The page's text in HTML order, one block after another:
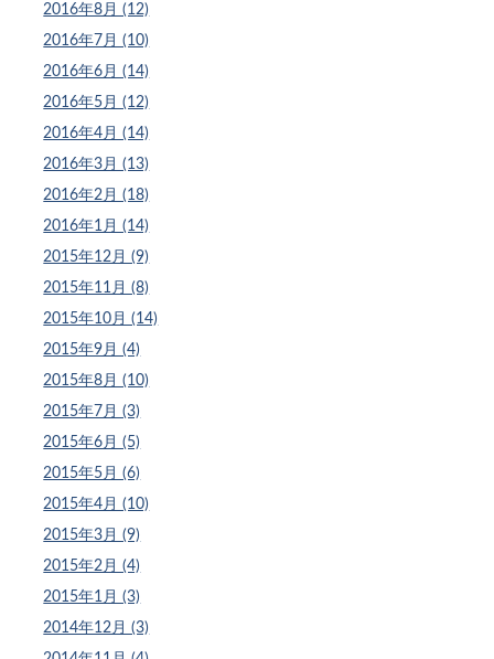
2016年8月 (12)
2016年7月 (10)
2016年6月 (14)
2016年5月 (12)
2016年4月 (14)
2016年3月 (13)
2016年2月 (18)
2016年1月 (14)
2015年12月 (9)
2015年11月 (8)
2015年10月 (14)
2015年9月 (4)
2015年8月 (10)
2015年7月 (3)
2015年6月 (5)
2015年5月 (6)
2015年4月 (10)
2015年3月 (9)
2015年2月 (4)
2015年1月 (3)
2014年12月 (3)